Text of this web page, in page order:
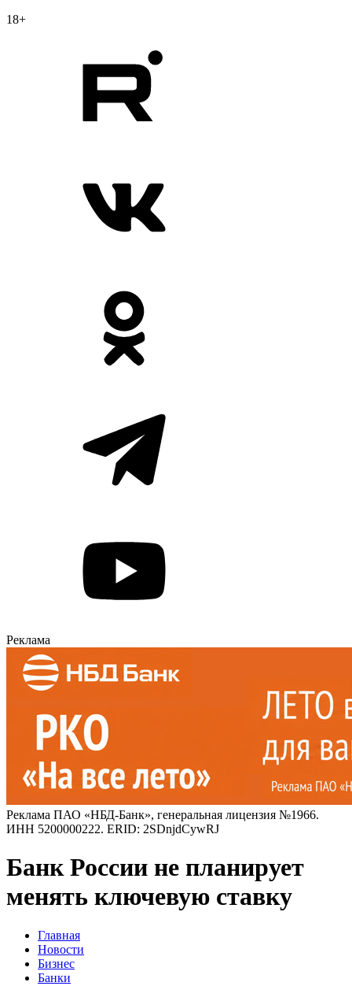
18+
Реклама
Реклама ПАО «НБД-Банк», генеральная лицензия №1966.
ИНН 5200000222. ERID: 2SDnjdCywRJ
Банк России не планирует
менять ключевую ставку
Главная
Новости
Бизнес
Банки